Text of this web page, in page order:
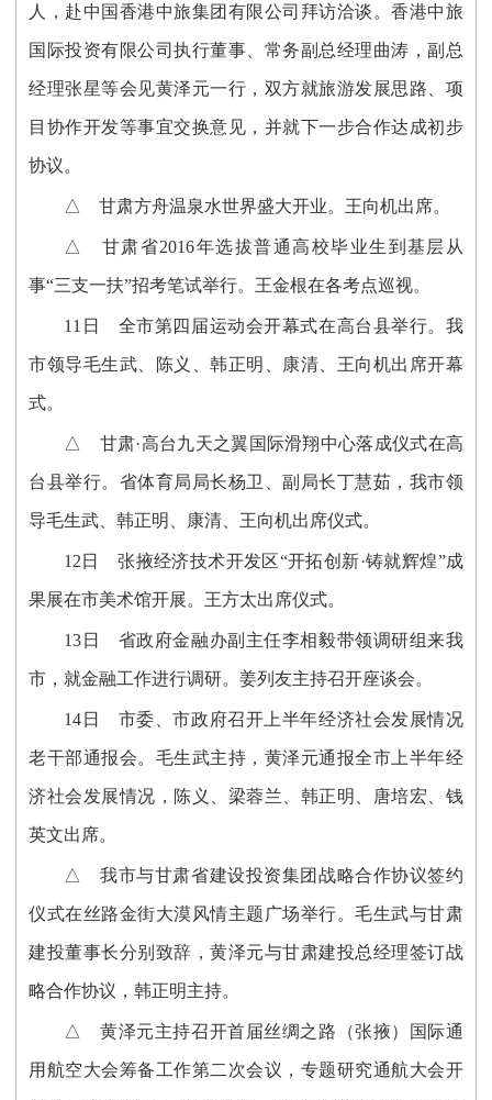
人，赴中国香港中旅集团有限公司拜访洽谈。香港中旅
国际投资有限公司执行董事、常务副总经理曲涛，副总
经理张星等会见黄泽元一行，双方就旅游发展思路、项
目协作开发等事宜交换意见，并就下一步合作达成初步
协议。
△ 甘肃方舟温泉水世界盛大开业。王向机出席。
△ 甘肃省2016年选拔普通高校毕业生到基层从
事“三支一扶”招考笔试举行。王金根在各考点巡视。
11日 全市第四届运动会开幕式在高台县举行。我
市领导毛生武、陈义、韩正明、康清、王向机出席开幕
式。
△ 甘肃·高台九天之翼国际滑翔中心落成仪式在高
台县举行。省体育局局长杨卫、副局长丁慧茹，我市领
导毛生武、韩正明、康清、王向机出席仪式。
12日 张掖经济技术开发区“开拓创新·铸就辉煌”成
果展在市美术馆开展。王方太出席仪式。
13日 省政府金融办副主任李相毅带领调研组来我
市，就金融工作进行调研。姜列友主持召开座谈会。
14日 市委、市政府召开上半年经济社会发展情况
老干部通报会。毛生武主持，黄泽元通报全市上半年经
济社会发展情况，陈义、梁蓉兰、韩正明、唐培宏、钱
英文出席。
△ 我市与甘肃省建设投资集团战略合作协议签约
仪式在丝路金街大漠风情主题广场举行。毛生武与甘肃
建投董事长分别致辞，黄泽元与甘肃建投总经理签订战
略合作协议，韩正明主持。
△ 黄泽元主持召开首届丝绸之路（张掖）国际通
用航空大会筹备工作第二次会议，专题研究通航大会开